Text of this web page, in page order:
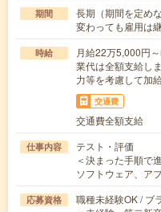
期間
長期（期間を定め
変わっても雇用は
時給
月給22万5,000円
業代は全額支給
力等を考慮して加
交通費
交通費全額支給
仕事内容
テスト・評価
＜決まった手順で
ソフトウェア、ア
応募資格
職種未経験OK / ブ